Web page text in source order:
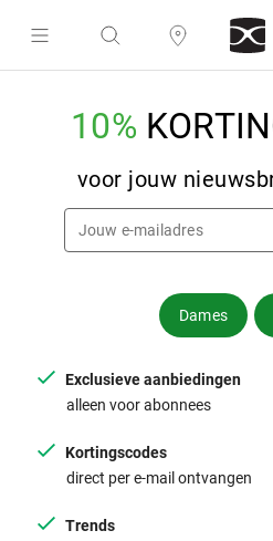
10%
voor jouw
Dames
Exclusieve aanbiedingen
alleen voor abonnees
Kortingscodes
direct per e-mail ontvangen
Trends